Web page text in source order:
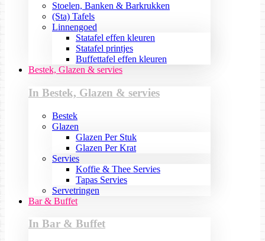
Stoelen, Banken & Barkrukken
(Sta) Tafels
Linnengoed
Statafel effen kleuren
Statafel printjes
Buffettafel effen kleuren
Bestek, Glazen & servies
In Bestek, Glazen & servies
Bestek
Glazen
Glazen Per Stuk
Glazen Per Krat
Servies
Koffie & Thee Servies
Tapas Servies
Servetringen
Bar & Buffet
In Bar & Buffet